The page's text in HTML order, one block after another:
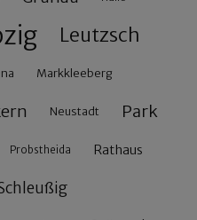
Leutzsch
Markkleeberg
Neustadt Park
Probstheida Rathaus